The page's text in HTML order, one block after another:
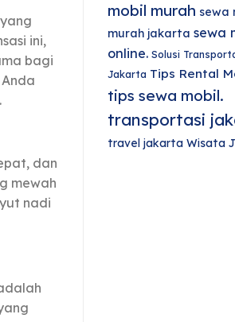
ini,
bagi
.
dan
mewah
nadi
mobil murah sewa
murah jakarta sewa
online. Solusi
Jakarta Tips Rental
tips sewa mobil.
transportasi
travel jakarta Wisata